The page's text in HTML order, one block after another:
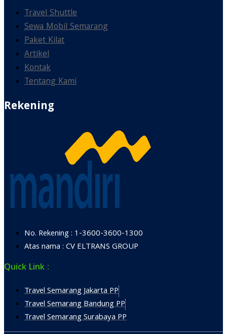
Travel Shuttle
Sewa Mobil Semarang
Paket Kilat
Artikel
Kontak
Tentang Kami
Rekening
No. Rekening : 1-3600-3600-1300
Atas nama : CV ELTRANS GROUP
Quick Link :
Travel Semarang Jakarta PP
Travel Semarang Bandung PP
Travel Semarang Surabaya PP